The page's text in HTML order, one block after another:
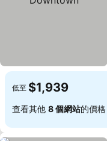
低至 $1,939
查看其他 8 個網站的價格